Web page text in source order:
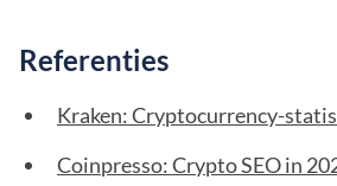
Referenties
Kraken: Cryptocurrency-
Coinpresso: Crypto SEO in